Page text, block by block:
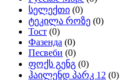
სელექთი (0)
ტეკილა როზე (0)
Тост (0)
Фазенда (0)
Песвеби (0)
ფოქს გენგ (0)
ჰაილენდ პარკ 12 (0)